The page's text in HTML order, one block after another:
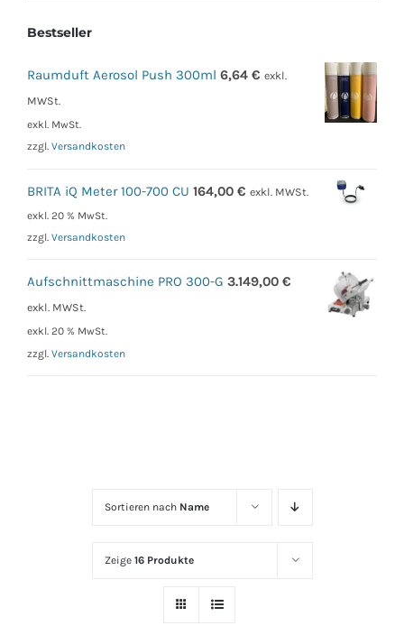
Sortieren nach Name
Zeige 16 Produkte
Bestseller
Raumduft Aerosol Push 300ml 6,64 € exkl.
MWSt.
exkl. MwSt.
zzgl. Versandkosten
BRITA iQ Meter 100-700 CU 164,00 € exkl. MWSt.
exkl. 20 % MwSt.
zzgl. Versandkosten
Aufschnittmaschine PRO 300-G 3.149,00 €
exkl. MWSt.
exkl. 20 % MwSt.
zzgl. Versandkosten